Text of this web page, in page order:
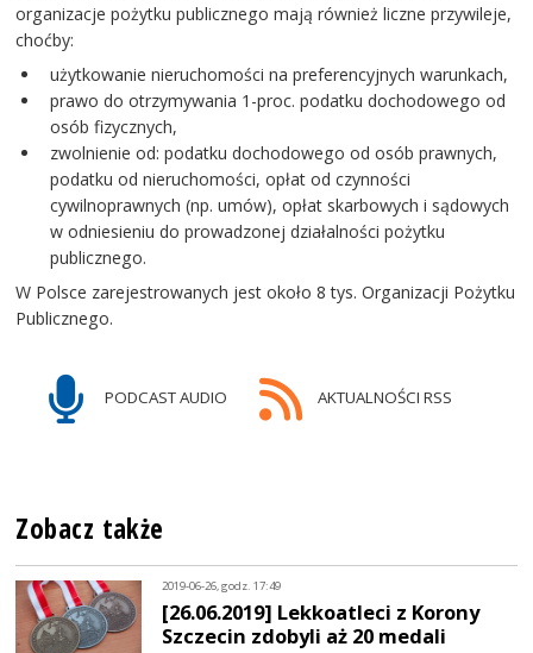
organizacje pożytku publicznego mają również liczne przywileje,
choćby:
użytkowanie nieruchomości na preferencyjnych warunkach,
prawo do otrzymywania 1-proc. podatku dochodowego od
osób fizycznych,
zwolnienie od: podatku dochodowego od osób prawnych,
podatku od nieruchomości, opłat od czynności
cywilnoprawnych (np. umów), opłat skarbowych i sądowych
w odniesieniu do prowadzonej działalności pożytku
publicznego.
W Polsce zarejestrowanych jest około 8 tys. Organizacji Pożytku
Publicznego.
PODCAST AUDIO AKTUALNOŚCI RSS
Zobacz także
2019-06-26, godz. 17:49
[26.06.2019] Lekkoatleci z Korony
Szczecin zdobyli aż 20 medali